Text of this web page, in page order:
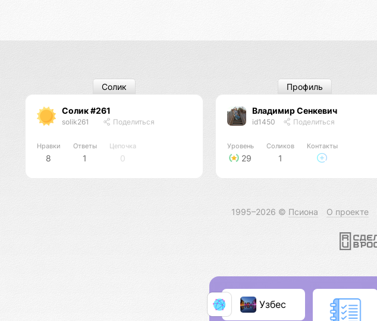
Солик #261
solik261 Поделиться
Нравки
8
Ответы
1
Цепочка
0
Солик
Владимир Сенкевич
id1450 Поделиться
Уровень
29
Соликов
1
Контакты
Профиль
1995–2026 © Псиона О проекте
Узбес